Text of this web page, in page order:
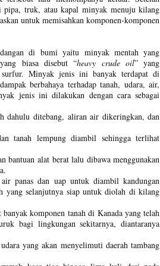
truk, atau kapal minyak menuju kilang
untuk memisahkan komponen-komponen
di bumi yaitu minyak mentah yang
biasa disebut “heavy crude oil” yang
surfur. Minyak jenis ini banyak terdapat di
berbahaya terhadap tanah, udara, air,
jenis ini dilakukan dengan cara sebagai
dahulu ditebang, aliran air dikeringkan, dan
tanah lempung diambil sehingga terlihat
bantuan alat berat lalu dibawa menggunakan
panas dan uap untuk diambil kandungan
yang selanjutnya siap untuk diolah di kilang
komponen tanah di Kanada yang telah
bagi lingkungan sekitarnya, diantaranya
yang akan menyelimuti daerah tambang